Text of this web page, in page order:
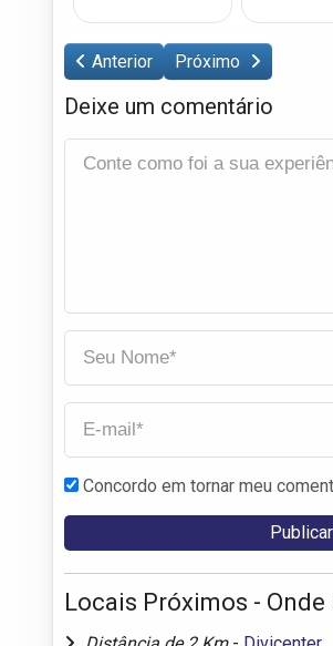
Anterior Próximo
Deixe um comentário
Concordo em tornar meu
Locais Próximos - Onde